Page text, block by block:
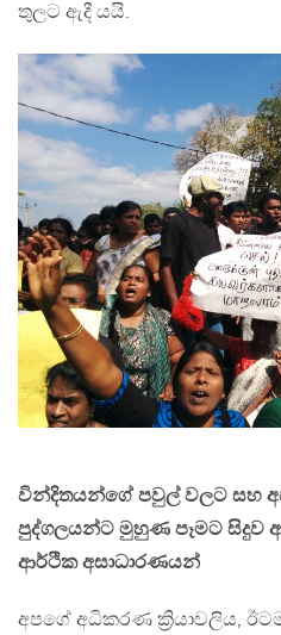
තුලට ඇදී යයි.
වින්දිතයන්ගේ පවුල් වලට සහ
පුද්ගලයන්ට මුහුණ පෑමට සිදුව
ආර්ථික අසාධාරණයන්
අපගේ අධිකරණ ක්‍රියාවලිය,